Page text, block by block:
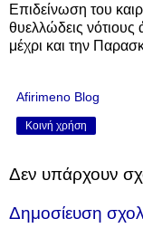
Επιδείνωση του
θυελλώδεις νότιους
μέχρι και την
Afirimeno Blog
Κοινή χρήση
Δεν υπάρχουν
Δημοσίευση